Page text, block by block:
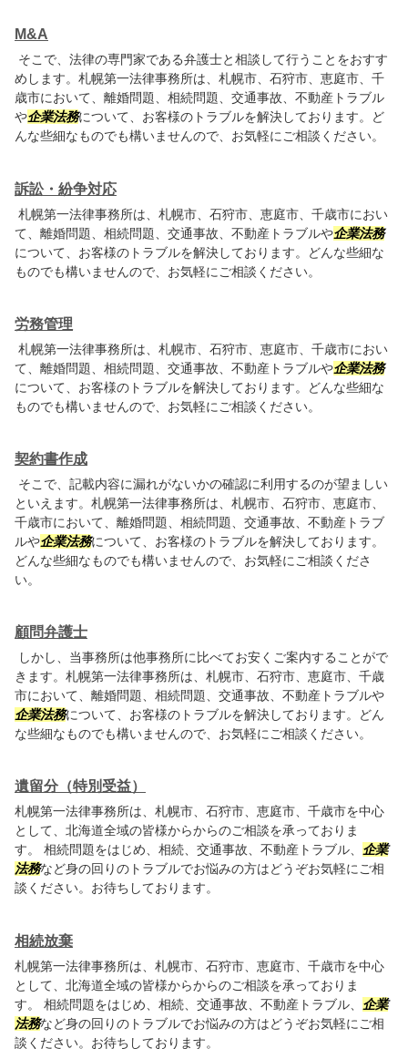
M&A
そこで、法律の専門家である弁護士と相談して行うことをおすす
めします。札幌第一法律事務所は、札幌市、石狩市、恵庭市、千
歳市において、離婚問題、相続問題、交通事故、不動産トラブル
や企業法務について、お客様のトラブルを解決しております。ど
んな些細なものでも構いませんので、お気軽にご相談ください。
訴訟・紛争対応
札幌第一法律事務所は、札幌市、石狩市、恵庭市、千歳市におい
て、離婚問題、相続問題、交通事故、不動産トラブルや企業法務
について、お客様のトラブルを解決しております。どんな些細な
ものでも構いませんので、お気軽にご相談ください。
労務管理
札幌第一法律事務所は、札幌市、石狩市、恵庭市、千歳市におい
て、離婚問題、相続問題、交通事故、不動産トラブルや企業法務
について、お客様のトラブルを解決しております。どんな些細な
ものでも構いませんので、お気軽にご相談ください。
契約書作成
そこで、記載内容に漏れがないかの確認に利用するのが望ましい
といえます。札幌第一法律事務所は、札幌市、石狩市、恵庭市、
千歳市において、離婚問題、相続問題、交通事故、不動産トラブ
ルや企業法務について、お客様のトラブルを解決しております。
どんな些細なものでも構いませんので、お気軽にご相談くださ
い。
顧問弁護士
しかし、当事務所は他事務所に比べてお安くご案内することがで
きます。札幌第一法律事務所は、札幌市、石狩市、恵庭市、千歳
市において、離婚問題、相続問題、交通事故、不動産トラブルや
企業法務について、お客様のトラブルを解決しております。どん
な些細なものでも構いませんので、お気軽にご相談ください。
遺留分（特別受益）
札幌第一法律事務所は、札幌市、石狩市、恵庭市、千歳市を中心
として、北海道全域の皆様からからのご相談を承っておりま
す。 相続問題をはじめ、相続、交通事故、不動産トラブル、 企業
法務など身の回りのトラブルでお悩みの方はどうぞお気軽にご相
談ください。お待ちしております。
相続放棄
札幌第一法律事務所は、札幌市、石狩市、恵庭市、千歳市を中心
として、北海道全域の皆様からからのご相談を承っておりま
す。 相続問題をはじめ、相続、交通事故、不動産トラブル、 企業
法務など身の回りのトラブルでお悩みの方はどうぞお気軽にご相
談ください。お待ちしております。